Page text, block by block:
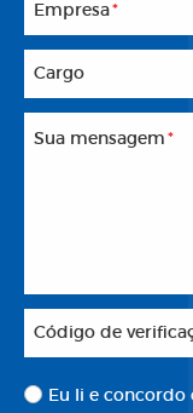
Empresa*
Cargo
Sua mensagem *
Código de
Eu li e concordo